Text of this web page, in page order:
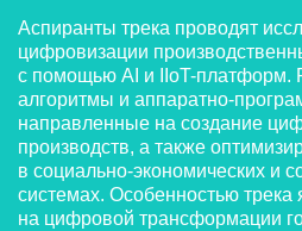
Аспиранты трека проводят
цифровизации
с помощью AI и IIoT-платформ.
алгоритмы и аппаратно-
направленные на создание
производств, а также
в социально-экономических и
системах. Особенностью трека
на цифровой трансформации